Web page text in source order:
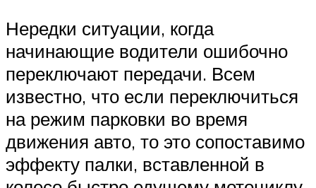
Нередки ситуации, когда
начинающие водители ошибочно
переключают передачи. Всем
известно, что если переключиться
на режим парковки во время
движения авто, то это сопоставимо
эффекту палки, вставленной в